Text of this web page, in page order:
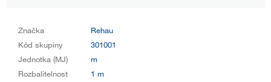
Značka
Rehau
Kód skupiny
301001
Jednotka (MJ)
m
Rozbalitelnost
1 m